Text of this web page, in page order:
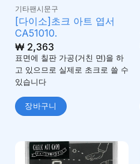
기타팬시문구
[다이소]초크 아트 엽서
CA51010.
₩2,363
표면에 칠판 가공(거친 면)을 하
고 있으므로 실제로 초크로 쓸 수
있습니다
장바구니